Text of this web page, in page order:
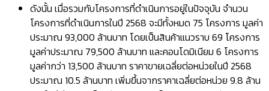
ดังนั้น เมื่อรวมกับโครงการที่ดำเนินการอยู่ในปัจจุบัน จำนวน
โครงการที่ดำเนินการในปี 2568 จะมีทั้งหมด 75 โครงการ มูลค่า
ประมาณ 93,000 ล้านบาท โดยเป็นสินค้าแนวราบ 69 โครงการ
มูลค่าประมาณ 79,500 ล้านบาท และคอนโดมิเนียม 6 โครงการ
มูลค่ากว่า 13,500 ล้านบาท ราคาขายเฉลี่ยต่อหน่วยในปี 2568
ประมาณ 10.5 ล้านบาท เพิ่มขึ้นจากราคาเฉลี่ยต่อหน่วย 9.8 ล้าน